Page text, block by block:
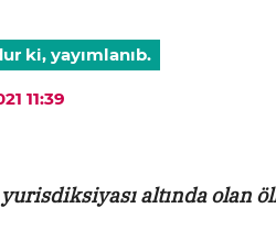
ki, yayımlanıb.
11:39
altında olan